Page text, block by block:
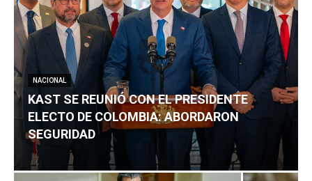
NACIONAL
KAST SE REUNIÓ CON EL PRESIDENTE
ELECTO DE COLOMBIA: ABORDARON
SEGURIDAD